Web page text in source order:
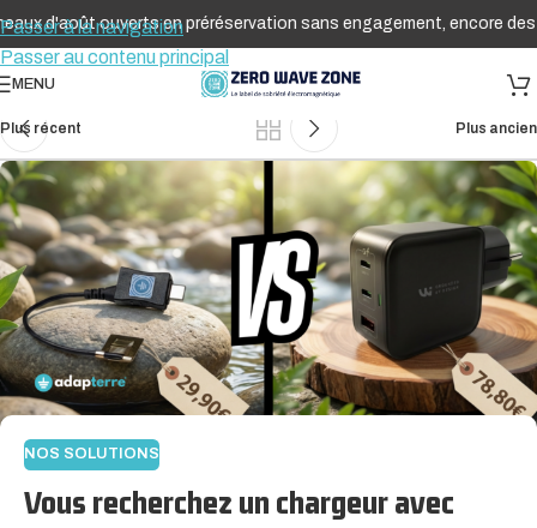
Passer à la navigation
Passer au contenu principal
d'août ouverts en préréservation sans engagement, encore des
MENU
Plus récent Plus ancien
NOS SOLUTIONS
Vous recherchez un chargeur avec